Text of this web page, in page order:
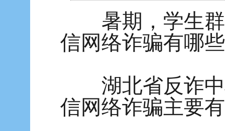
暑期，学生群
信网络诈骗有哪
湖北省反诈中
信网络诈骗主要